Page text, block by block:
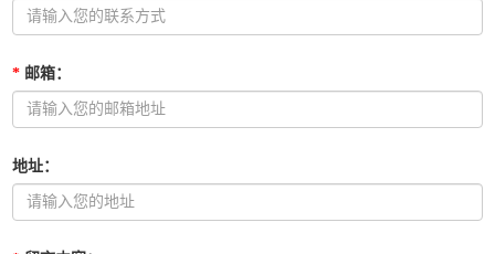
* 邮箱：
地址：